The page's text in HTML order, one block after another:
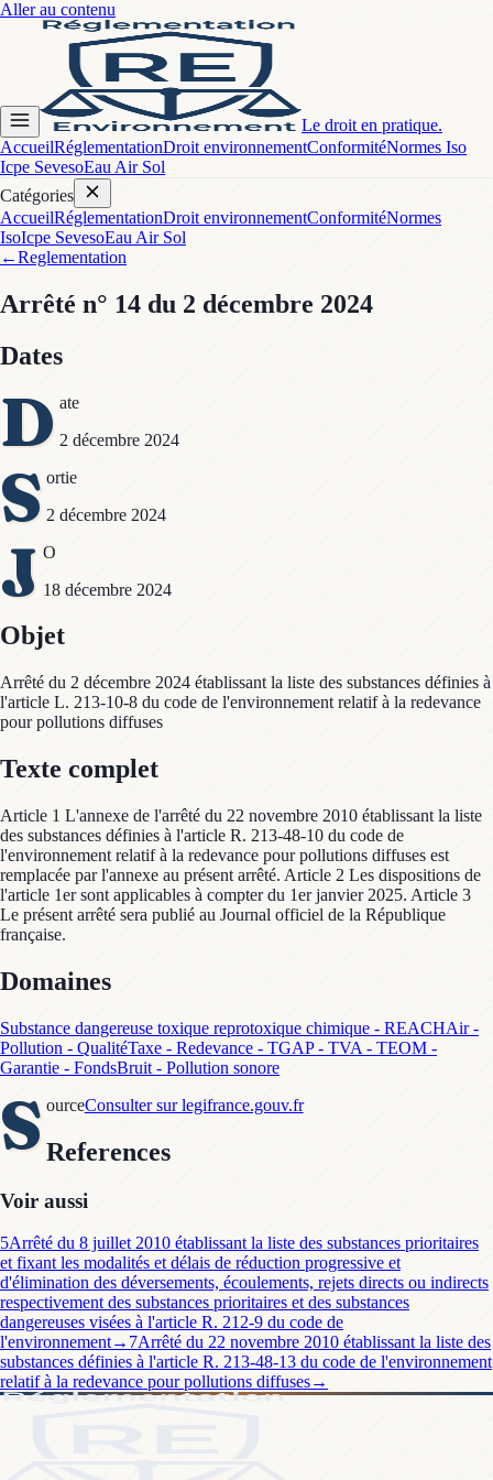
Aller au contenu
Le droit en pratique.
AccueilRéglementationDroit environnementConformitéNormes Iso
Icpe SevesoEau Air Sol
Catégories
AccueilRéglementationDroit environnementConformitéNormes
IsoIcpe SevesoEau Air Sol
←Reglementation
Arrêté n° 14 du 2 décembre 2024
Dates
D ate
2 décembre 2024
S ortie
2 décembre 2024
J O
18 décembre 2024
Objet
Arrêté du 2 décembre 2024 établissant la liste des substances définies à
l'article L. 213-10-8 du code de l'environnement relatif à la redevance
pour pollutions diffuses
Texte complet
Article 1 L'annexe de l'arrêté du 22 novembre 2010 établissant la liste
des substances définies à l'article R. 213-48-10 du code de
l'environnement relatif à la redevance pour pollutions diffuses est
remplacée par l'annexe au présent arrêté. Article 2 Les dispositions de
l'article 1er sont applicables à compter du 1er janvier 2025. Article 3
Le présent arrêté sera publié au Journal officiel de la République
française.
Domaines
Substance dangereuse toxique reprotoxique chimique - REACHAir -
Pollution - QualitéTaxe - Redevance - TGAP - TVA - TEOM -
Garantie - FondsBruit - Pollution sonore
S ourceConsulter sur legifrance.gouv.fr
References
Voir aussi
5Arrêté du 8 juillet 2010 établissant la liste des substances prioritaires
et fixant les modalités et délais de réduction progressive et
d'élimination des déversements, écoulements, rejets directs ou indirects
respectivement des substances prioritaires et des substances
dangereuses visées à l'article R. 212-9 du code de
l'environnement→ 7Arrêté du 22 novembre 2010 établissant la liste des
substances définies à l'article R. 213-48-13 du code de l'environnement
relatif à la redevance pour pollutions diffuses→